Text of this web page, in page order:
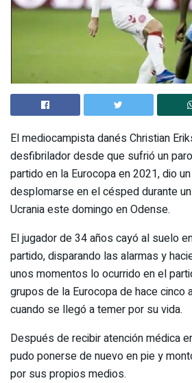
El mediocampista danés Christian
desfibrilador desde que sufrió un
partido en la Eurocopa en 2021, dio
desplomarse en el césped durante
Ucrania este domingo en Odense.
El jugador de 34 años cayó al suelo
partido, disparando las alarmas y
unos momentos lo ocurrido en el
grupos de la Eurocopa de hace cinco
cuando se llegó a temer por su vida.
Después de recibir atención médica
pudo ponerse de nuevo en pie y
por sus propios medios.